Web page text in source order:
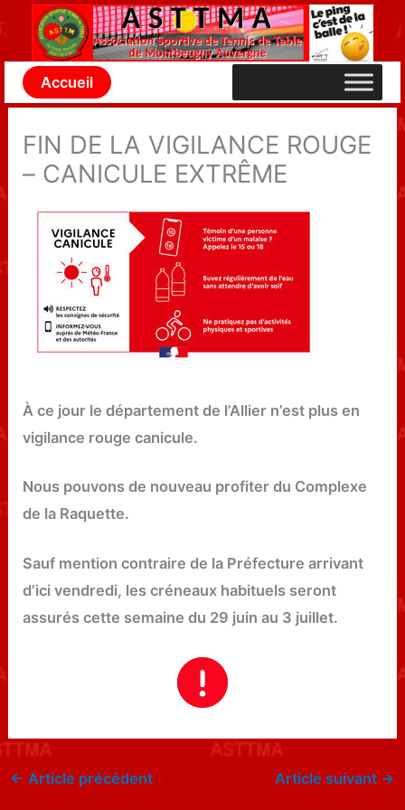
contenu
Accueil
FIN DE LA VIGILANCE ROUGE
– CANICULE EXTRÊME
À ce jour le département de l’Allier n’est plus en
vigilance rouge canicule.
Nous pouvons de nouveau profiter du Complexe
de la Raquette.
Sauf mention contraire de la Préfecture arrivant
d’ici vendredi, les créneaux habituels seront
assurés cette semaine du 29 juin au 3 juillet.
← Article précédent Article suivant →